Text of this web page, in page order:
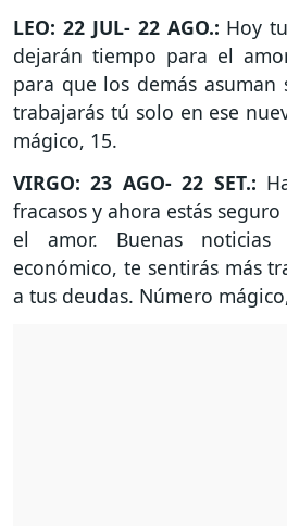
LEO: 22 JUL- 22 AGO.: Hoy
dejarán tiempo para el
para que los demás asuman
trabajarás tú solo en ese
mágico, 15.
VIRGO: 23 AGO- 22 SET.:
fracasos y ahora estás
el amor. Buenas
económico, te sentirás más
a tus deudas. Número